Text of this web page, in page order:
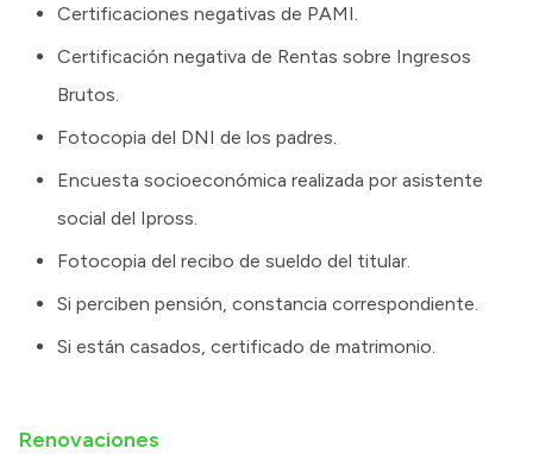
Certificaciones negativas de PAMI.
Certificación negativa de Rentas sobre Ingresos
Brutos.
Fotocopia del DNI de los padres.
Encuesta socioeconómica realizada por asistente
social del Ipross.
Fotocopia del recibo de sueldo del titular.
Si perciben pensión, constancia correspondiente.
Si están casados, certificado de matrimonio.
Renovaciones